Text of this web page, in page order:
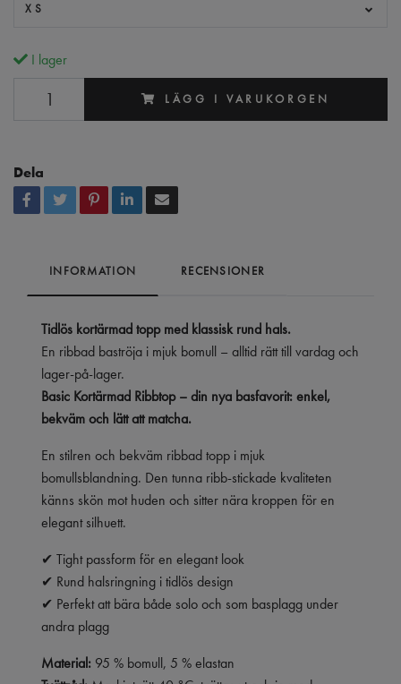
XS
I lager
LÄGG I VARUKORGEN
Dela
INFORMATION RECENSIONER
Tidlös kortärmad topp med klassisk rund hals.
En ribbad baströja i mjuk bomull – alltid rätt till vardag och
lager-på-lager.
Basic Kortärmad Ribbtop – din nya basfavorit: enkel,
bekväm och lätt att matcha.
En stilren och bekväm ribbad topp i mjuk
bomullsblandning. Den tunna ribb-stickade kvaliteten
känns skön mot huden och sitter nära kroppen för en
elegant silhuett.
✔ Tight passform för en elegant look
✔ Rund halsringning i tidlös design
✔ Perfekt att bära både solo och som basplagg under
andra plagg
Material: 95 % bomull, 5 % elastan